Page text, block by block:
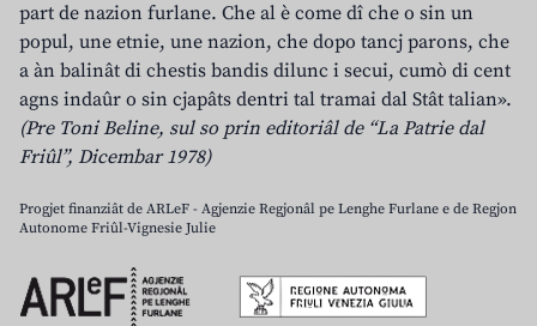
part de nazion furlane. Che al è come dî che o sin un
popul, une etnie, une nazion, che dopo tancj parons, che
a àn balinât di chestis bandis dilunc i secui, cumò di cent
agns indaûr o sin cjapâts dentri tal tramai dal Stât talian».
(Pre Toni Beline, sul so prin editoriâl de “La Patrie dal
Friûl”, Dicembar 1978)
Progjet finanziât de ARLeF - Agjenzie Regjonâl pe Lenghe Furlane e de Regjon
Autonome Friûl-Vignesie Julie